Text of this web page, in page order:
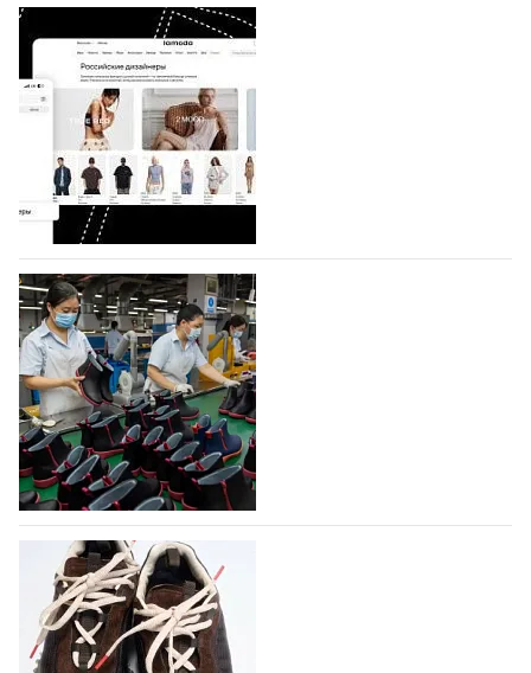
BALLINA представит свои новинки на Euro
Shoes
Компания BALLINA Guangzhou Lihuang Footwear
Co., Ltd., основанная в 2011 году и расположенная в
Гуанчжоу, столице моды Китая, является
профессиональной обувной компанией,
объединяющей разработку, производство и…
07.08.2026 447
На платформе Lamoda - новый раздел и
условия продвижения локальных
дизайнерских марок
Российский маркетплейс Lamoda решил обновить
раздел для продажи продукции локальных
дизайнерских марок одежды, обуви и аксессуаров.
Бренды также получат маркетинговую…
06.08.2026 609
Объем мирового производства обуви в
2025 году практически не увеличился
В 2025 году мировое производство обуви